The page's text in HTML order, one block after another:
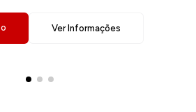
Ver Informações